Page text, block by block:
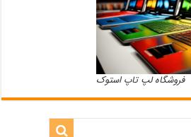
فروشگاه لپ تاپ استوک